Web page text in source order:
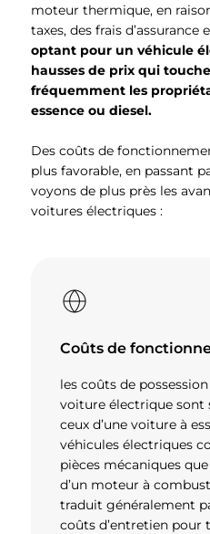
moteur thermique, en
taxes, des frais
optant pour un véhicule
hausses de prix qui
fréquemment les
essence ou diesel.
Des coûts de
plus favorable, en passant
voyons de plus près les
voitures électriques :
Coûts de
les coûts de
voiture électrique sont
ceux d’une voiture à
véhicules électriques
pièces mécaniques
d’un moteur à
traduit généralement
coûts d’entretien pour